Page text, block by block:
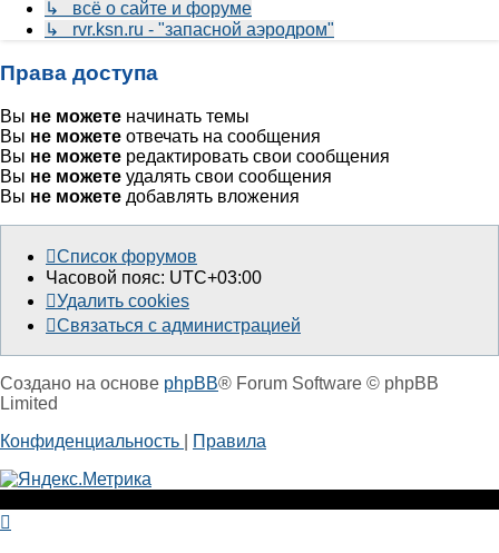
↳ всё о сайте и форуме
↳ rvr.ksn.ru - "запасной аэродром"
Права доступа
Вы не можете начинать темы
Вы не можете отвечать на сообщения
Вы не можете редактировать свои сообщения
Вы не можете удалять свои сообщения
Вы не можете добавлять вложения
Список форумов
Часовой пояс: UTC+03:00
Удалить cookies
Связаться с администрацией
Создано на основе phpBB® Forum Software © phpBB
Limited
Конфиденциальность
Правила